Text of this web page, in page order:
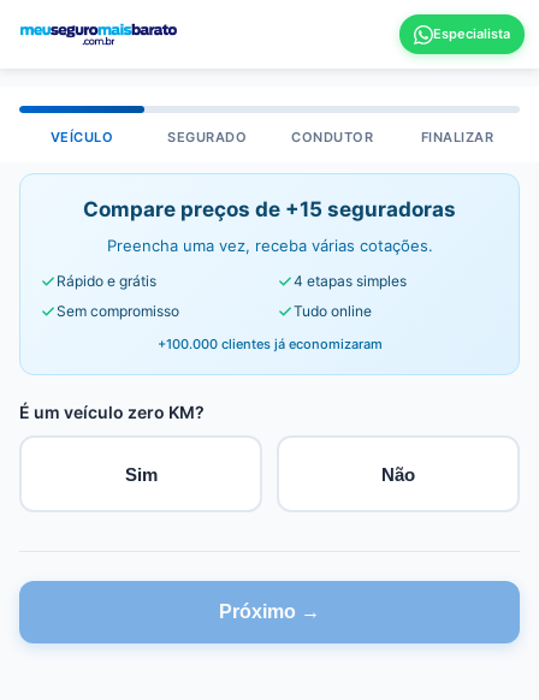
VEÍCULO SEGURADO CONDUTOR FINALIZAR
Compare preços de +15 seguradoras
Preencha uma vez, receba várias cotações.
Rápido e grátis
4 etapas simples
Sem compromisso
Tudo online
+100.000 clientes já economizaram
É um veículo zero KM?
Sim Não
Próximo →